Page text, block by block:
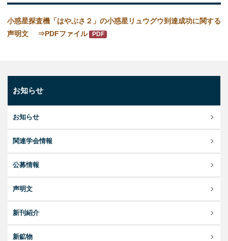
小惑星探査機「はやぶさ２」の小惑星リュウグウ到達成功に関する
声明文 ⇒PDFファイル
お知らせ
お知らせ
関連学会情報
公募情報
声明文
新刊紹介
新鉱物